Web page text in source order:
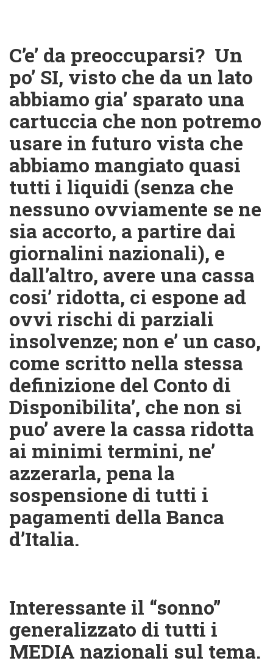
C’e’ da preoccuparsi? Un
po’ SI, visto che da un lato
abbiamo gia’ sparato una
cartuccia che non potremo
usare in futuro vista che
abbiamo mangiato quasi
tutti i liquidi (senza che
nessuno ovviamente se ne
sia accorto, a partire dai
giornalini nazionali), e
dall’altro, avere una cassa
cosi’ ridotta, ci espone ad
ovvi rischi di parziali
insolvenze; non e’ un caso,
come scritto nella stessa
definizione del Conto di
Disponibilita’, che non si
puo’ avere la cassa ridotta
ai minimi termini, ne’
azzerarla, pena la
sospensione di tutti i
pagamenti della Banca
d’Italia.
Interessante il “sonno”
generalizzato di tutti i
MEDIA nazionali sul tema.